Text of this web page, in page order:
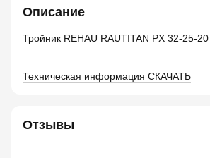
Описание
Тройник REHAU RAUTITAN PX 32-25-20
Техническая информация СКАЧАТЬ
Отзывы